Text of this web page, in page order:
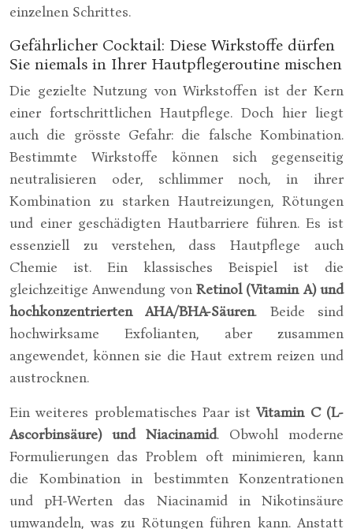
einzelnen Schrittes.
Gefährlicher Cocktail: Diese Wirkstoffe dürfen
Sie niemals in Ihrer Hautpflegeroutine mischen
Die gezielte Nutzung von Wirkstoffen ist der Kern
einer fortschrittlichen Hautpflege. Doch hier liegt
auch die grösste Gefahr: die falsche Kombination.
Bestimmte Wirkstoffe können sich gegenseitig
neutralisieren oder, schlimmer noch, in ihrer
Kombination zu starken Hautreizungen, Rötungen
und einer geschädigten Hautbarriere führen. Es ist
essenziell zu verstehen, dass Hautpflege auch
Chemie ist. Ein klassisches Beispiel ist die
gleichzeitige Anwendung von Retinol (Vitamin A) und
hochkonzentrierten AHA/BHA-Säuren. Beide sind
hochwirksame Exfolianten, aber zusammen
angewendet, können sie die Haut extrem reizen und
austrocknen.
Ein weiteres problematisches Paar istVitamin C (L-
Ascorbinsäure) und Niacinamid. Obwohl moderne
Formulierungen das Problem oft minimieren, kann
die Kombination in bestimmten Konzentrationen
und pH-Werten das Niacinamid in Nikotinsäure
umwandeln, was zu Rötungen führen kann. Anstatt